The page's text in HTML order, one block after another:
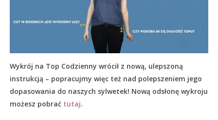
Wykrój na Top Codzienny wrócił z nową, ulepszoną
instrukcją – popracujmy więc też nad polepszeniem jego
dopasowania do naszych sylwetek! Nową odsłonę wykroju
możesz pobrać tutaj.